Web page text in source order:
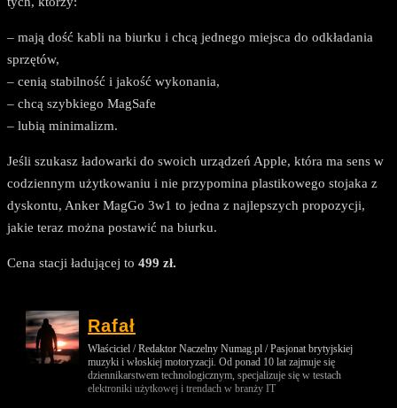
– mają dość kabli na biurku i chcą jednego miejsca do odkładania
sprzętów,
– cenią stabilność i jakość wykonania,
– chcą szybkiego MagSafe
– lubią minimalizm.
Jeśli szukasz ładowarki do swoich urządzeń Apple, która ma sens w
codziennym użytkowaniu i nie przypomina plastikowego stojaka z
dyskontu, Anker MagGo 3w1 to jedna z najlepszych propozycji,
jakie teraz można postawić na biurku.
Cena stacji ładującej to 499 zł.
Rafał
Właściciel / Redaktor Naczelny Numag.pl / Pasjonat brytyjskiej
muzyki i włoskiej motoryzacji. Od ponad 10 lat zajmuje się
dziennikarstwem technologicznym, specjalizuje się w testach
elektroniki użytkowej i trendach w branży IT